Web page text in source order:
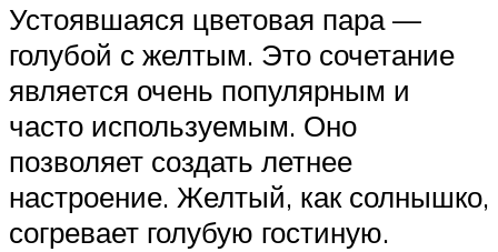
Устоявшаяся цветовая пара —
голубой с желтым. Это сочетание
является очень популярным и
часто используемым. Оно
позволяет создать летнее
настроение. Желтый, как солнышко,
согревает голубую гостиную.